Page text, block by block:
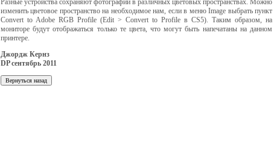
Разные устройства сохраняют фотографии в различных цветовых пространствах. Можно
изменить цветовое пространство на необходимое нам, если в меню Image выбрать пункт
Convert to Adobe RGB Profile (Edit > Convert to Profile в CS5). Таким образом, на
мониторе будут отображаться только те цвета, что могут быть напечатаны на данном
принтере.
Джордж Кернз
DP сентябрь 2011